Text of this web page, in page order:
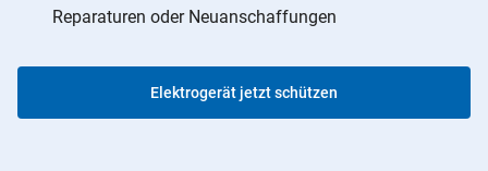
Reparaturen oder Neuanschaffungen
Elektrogerät jetzt schützen